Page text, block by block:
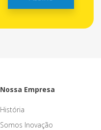
Nossa Empresa
História
Somos Inovação